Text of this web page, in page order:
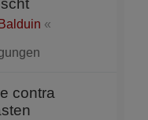
Balduin «
contra